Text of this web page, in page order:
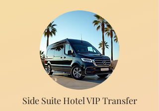
Side Suite Hotel VIP Transfer